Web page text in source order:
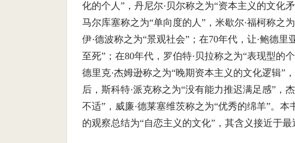
化的个人”，丹尼尔·贝尔称之为“资本主义的文化
马尔库塞称之为“单向度的人”，米歇尔·福柯称之
伊·德波称之为“景观社会”；在70年代，让·鲍德
至死”；在80年代，罗伯特·贝拉称之为“表现型的
德里克·杰姆逊称之为“晚期资本主义的文化逻辑”
后，斯科特·派克称之为“没有能力推迟满足感”，
不适”，威廉·德莱塞维茨称之为“优秀的绵羊”。
的观察总结为“自恋主义的文化”，其含义接近于最